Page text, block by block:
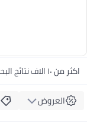
اكثر من ١٠ الاف نتائج البحث
العروض